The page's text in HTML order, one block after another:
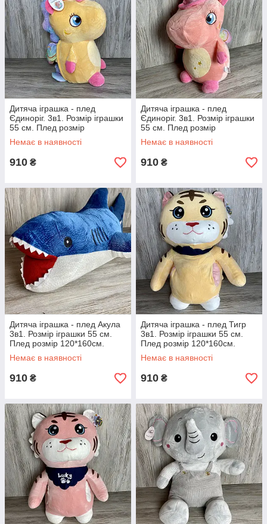
Дитяча іграшка - плед
Єдиноріг. 3в1. Розмір іграшки
55 см. Плед розмір
120*160см.
Немає в наявності
910 ₴
Дитяча іграшка - плед
Єдиноріг. 3в1. Розмір іграшки
55 см. Плед розмір
120*160см.
Немає в наявності
910 ₴
Дитяча іграшка - плед Акула
3в1. Розмір іграшки 55 см.
Плед розмір 120*160см.
Немає в наявності
910 ₴
Дитяча іграшка - плед Тигр
3в1. Розмір іграшки 55 см.
Плед розмір 120*160см.
Немає в наявності
910 ₴